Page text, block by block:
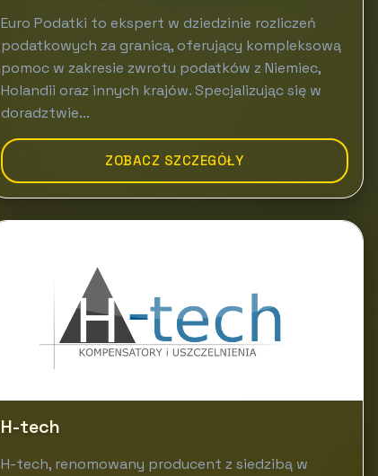
Euro Podatki to ekspert w dziedzinie rozliczeń
podatkowych za granicą, oferujący kompleksową
pomoc w zakresie zwrotu podatków z Niemiec,
Holandii oraz innych krajów. Specjalizując się w
doradztwie...
ZOBACZ SZCZEGÓŁY
H-tech
H-tech, renomowany producent z siedzibą w